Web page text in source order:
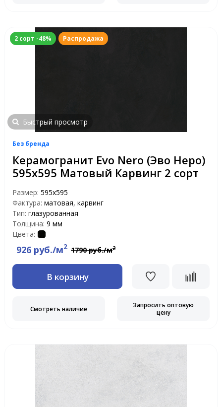
2 сорт -48% Распродажа
Быстрый просмотр
Без бренда
Керамогранит Evo Nero (Эво Неро)
595x595 Матовый Карвинг 2 сорт
Размер: 595x595
Фактура: матовая, карвинг
Тип: глазурованная
Толщина: 9 мм
Цвета:
926 руб./м2 1790 руб./м2
В корзину
Смотреть наличие
Запросить оптовую
цену